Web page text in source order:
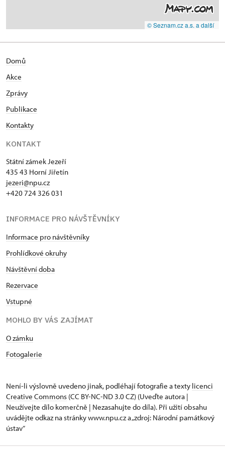
© Seznam.cz a.s. a další
Domů
Akce
Zprávy
Publikace
Kontakty
KONTAKT
Státní zámek Jezeří
435 43 Horní Jiřetín
jezeri@npu.cz
+420 724 326 031
INFORMACE PRO NÁVŠTĚVNÍKY
Informace pro návštěvníky
Prohlídkové okruhy
Návštěvní doba
Rezervace
Vstupné
MOHLO BY VÁS ZAJÍMAT
O zámku
Fotogalerie
Není-li výslovně uvedeno jinak, podléhají fotografie a texty licenci
Creative Commons (CC BY-NC-ND 3.0 CZ) (Uveďte autora |
Neužívejte dílo komerčně | Nezasahujte do díla). Při užití obsahu
uvádějte odkaz na stránky www.npu.cz a „zdroj: Národní památkový
ústav“